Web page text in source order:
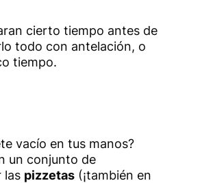
cierto tiempo antes de
todo con antelación, o
tiempo.
vacío en tus manos?
un conjunto de
las pizzetas (¡también en